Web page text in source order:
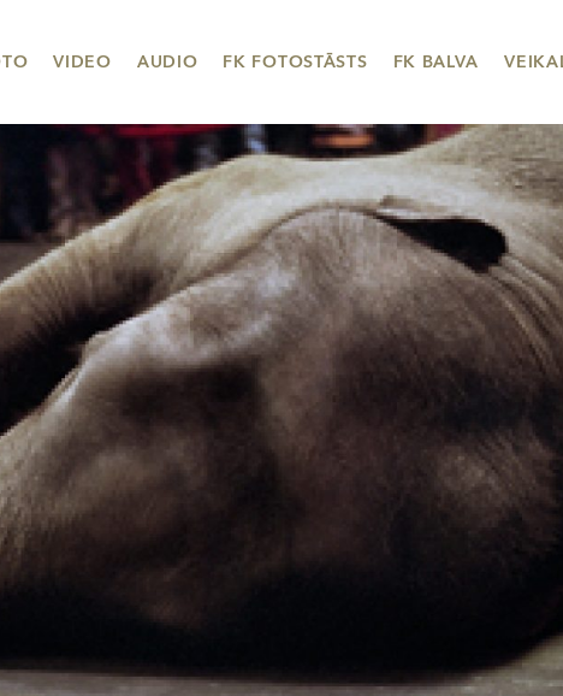
VIDEO AUDIO FK FOTOSTĀSTS FK BALVA